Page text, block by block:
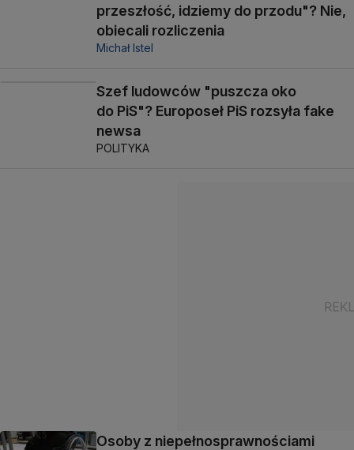
przeszłość, idziemy do przodu"? Nie,
obiecali rozliczenia
Michał Istel
Szef ludowców "puszcza oko
do PiS"? Europoseł PiS rozsyła fake
newsa
POLITYKA
Osoby z niepełnosprawnościami